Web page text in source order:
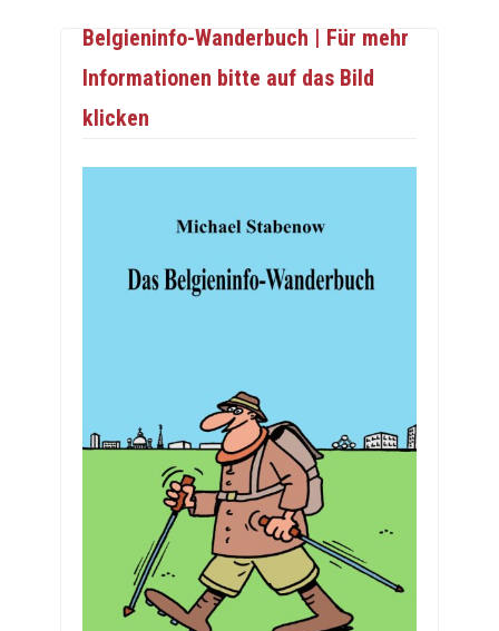
Belgieninfo-Wanderbuch | Für mehr
Informationen bitte auf das Bild
klicken